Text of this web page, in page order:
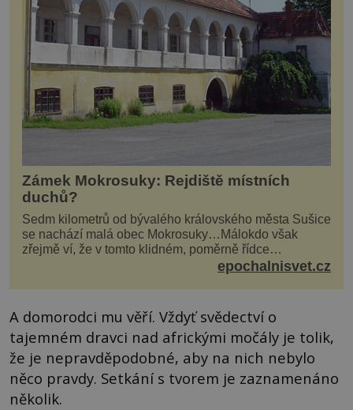
Zámek Mokrosuky: Rejdiště místních
duchů?
Sedm kilometrů od bývalého královského města Sušice
se nachází malá obec Mokrosuky…Málokdo však
zřejmě ví, že v tomto klidném, poměrně řídce
navštěvovaném koutu vesnické Šumavy se nachází
epochalnisvet.cz
A domorodci mu věří. Vždyť svědectví o
tajemném dravci nad africkými močály je tolik,
že je nepravděpodobné, aby na nich nebylo
něco pravdy. Setkání s tvorem je zaznamenáno
několik.